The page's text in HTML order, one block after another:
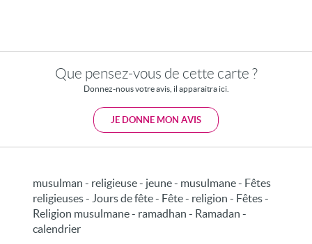
Que pensez-vous de cette carte ?
Donnez-nous votre avis, il apparaitra ici.
JE DONNE MON AVIS
musulman - religieuse - jeune - musulmane - Fêtes
religieuses - Jours de fête - Fête - religion - Fêtes -
Religion musulmane - ramadhan - Ramadan -
calendrier